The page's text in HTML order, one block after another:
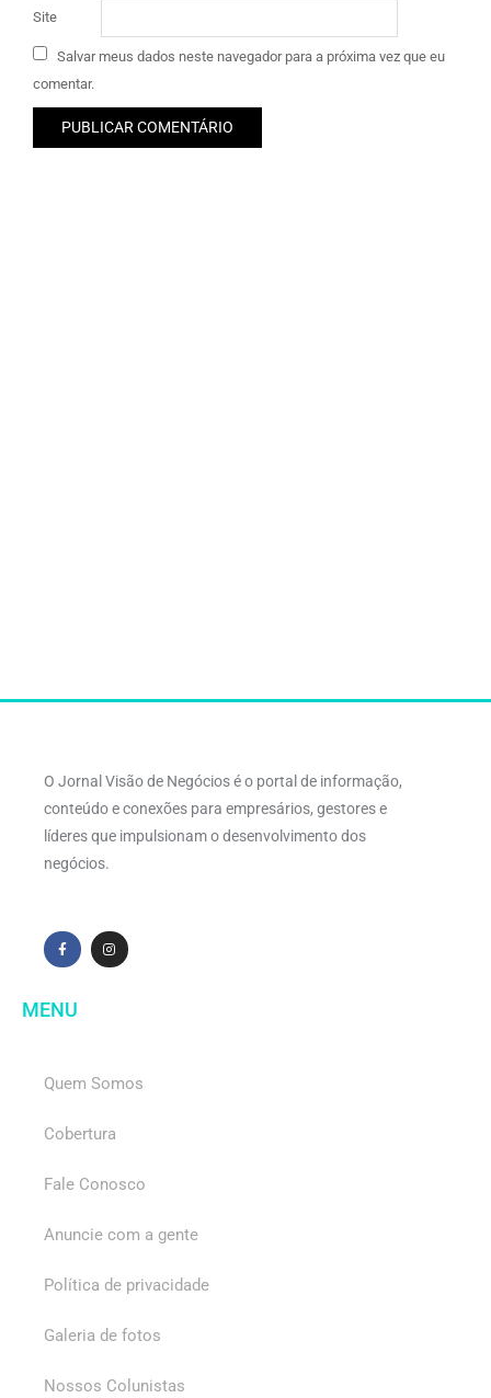
Site
Salvar meus dados neste navegador para a próxima vez que eu
comentar.
O Jornal Visão de Negócios é o portal de informação,
conteúdo e conexões para empresários, gestores e
líderes que impulsionam o desenvolvimento dos
negócios.
MENU
Quem Somos
Cobertura
Fale Conosco
Anuncie com a gente
Política de privacidade
Galeria de fotos
Nossos Colunistas